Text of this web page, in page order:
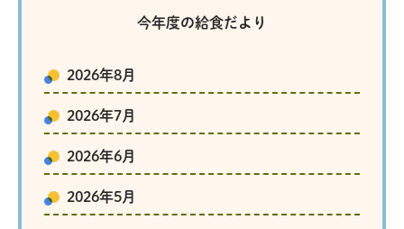
今年度の給食だより
2026年8月
2026年7月
2026年6月
2026年5月